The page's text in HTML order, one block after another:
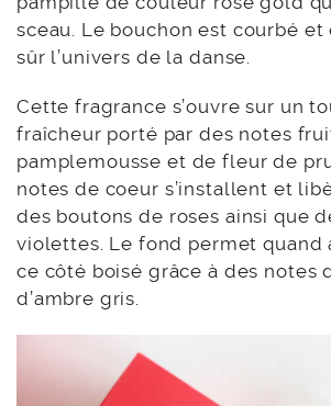
sceau. Le bouchon est courbé et
sûr l’univers de la danse.
Cette fragrance s’ouvre sur un
fraîcheur porté par des notes
pamplemousse et de fleur de
notes de coeur s’installent et
des boutons de roses ainsi que
violettes. Le fond permet quand
ce côté boisé grâce à des notes
d’ambre gris.